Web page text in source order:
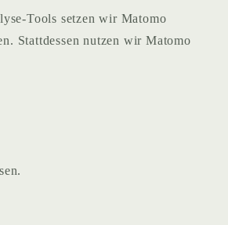
Tools setzen wir Matomo
Stattdessen nutzen wir Matomo